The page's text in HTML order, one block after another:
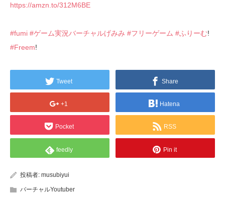
https://amzn.to/312M6BE
#fumi #ゲーム実況バーチャルげみみ #フリーゲーム #ふりーむ!
#Freem!
Tweet Share
+1 Hatena
Pocket RSS
feedly Pin it
投稿者: musubiyui
バーチャルYoutuber